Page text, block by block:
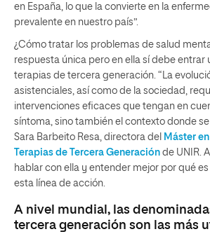
en España, lo que la convierte en la
prevalente en nuestro país”.
¿Cómo tratar los problemas de salud
respuesta única pero en ella sí debe entrar
terapias de tercera generación. “La
asistenciales, así como de la sociedad,
intervenciones eficaces que tengan en
síntoma, sino también el contexto donde
Sara Barbeito Resa, directora del Máster
Terapias de Tercera Generación de UNIR.
hablar con ella y entender mejor por qué
esta línea de acción.
A nivel mundial, las
tercera generación son las más